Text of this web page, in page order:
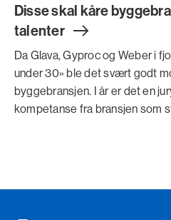
Disse skal kåre
talenter
Da Glava, Gyproc og Weber i
under 30» ble det svært godt
byggebransjen. I år er det en
kompetanse fra bransjen som